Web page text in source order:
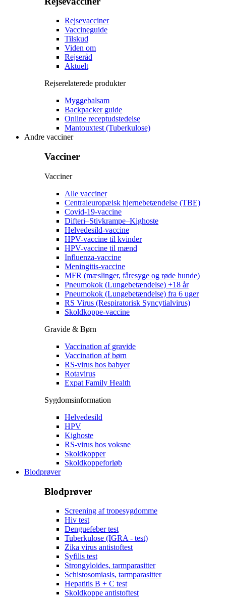
Rejsevacciner
Vaccineguide
Tilskud
Viden om
Rejseråd
Aktuelt
Rejserelaterede produkter
Myggebalsam
Backpacker guide
Online receptudstedelse
Mantouxtest (Tuberkulose)
Andre vacciner
Vacciner
Vacciner
Alle vacciner
Centraleuropæisk hjernebetændelse (TBE)
Covid-19-vaccine
Difteri–Stivkrampe–Kighoste
Helvedesild-vaccine
HPV-vaccine til kvinder
HPV-vaccine til mænd
Influenza-vaccine
Meningitis-vaccine
MFR (mæslinger, fåresyge og røde hunde)
Pneumokok (Lungebetændelse) +18 år
Pneumokok (Lungebetændelse) fra 6 uger
RS Virus (Respiratorisk Syncytialvirus)
Skoldkoppe-vaccine
Gravide & Børn
Vaccination af gravide
Vaccination af børn
RS-virus hos babyer
Rotavirus
Expat Family Health
Sygdomsinformation
Helvedesild
HPV
Kighoste
RS-virus hos voksne
Skoldkopper
Skoldkoppeforløb
Blodprøver
Blodprøver
Screening af tropesygdomme
Hiv test
Denguefeber test
Tuberkulose (IGRA - test)
Zika virus antistoftest
Syfilis test
Strongyloides, tarmparasitter
Schistosomiasis, tarmparasitter
Hepatitis B + C test
Skoldkoppe antistoftest